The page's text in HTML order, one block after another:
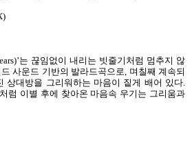
는 끊임없이 내리는 빗줄기처럼 멈추지 않
사운드 기반의 발라드곡으로, 며칠째 계속되
상대방을 그리워하는 마음이 짙게 배어 있다.
럼 이별 후에 찾아온 마음속 우기는 그리움과